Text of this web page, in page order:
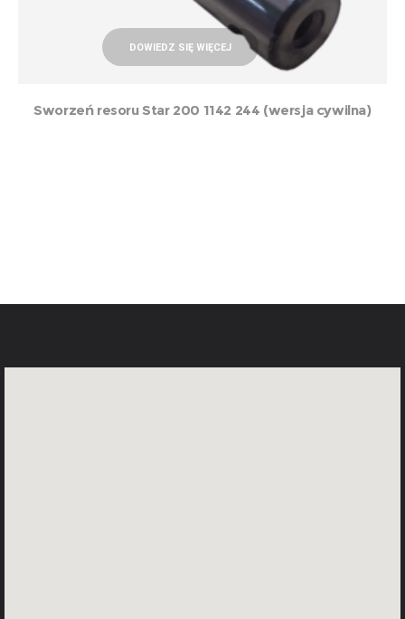
DOWIEDZ SIĘ WIĘCEJ
Sworzeń resoru Star 200 1142 244 (wersja cywilna)